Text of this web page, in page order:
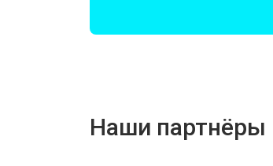
Замена северного моста
Наши партнёры